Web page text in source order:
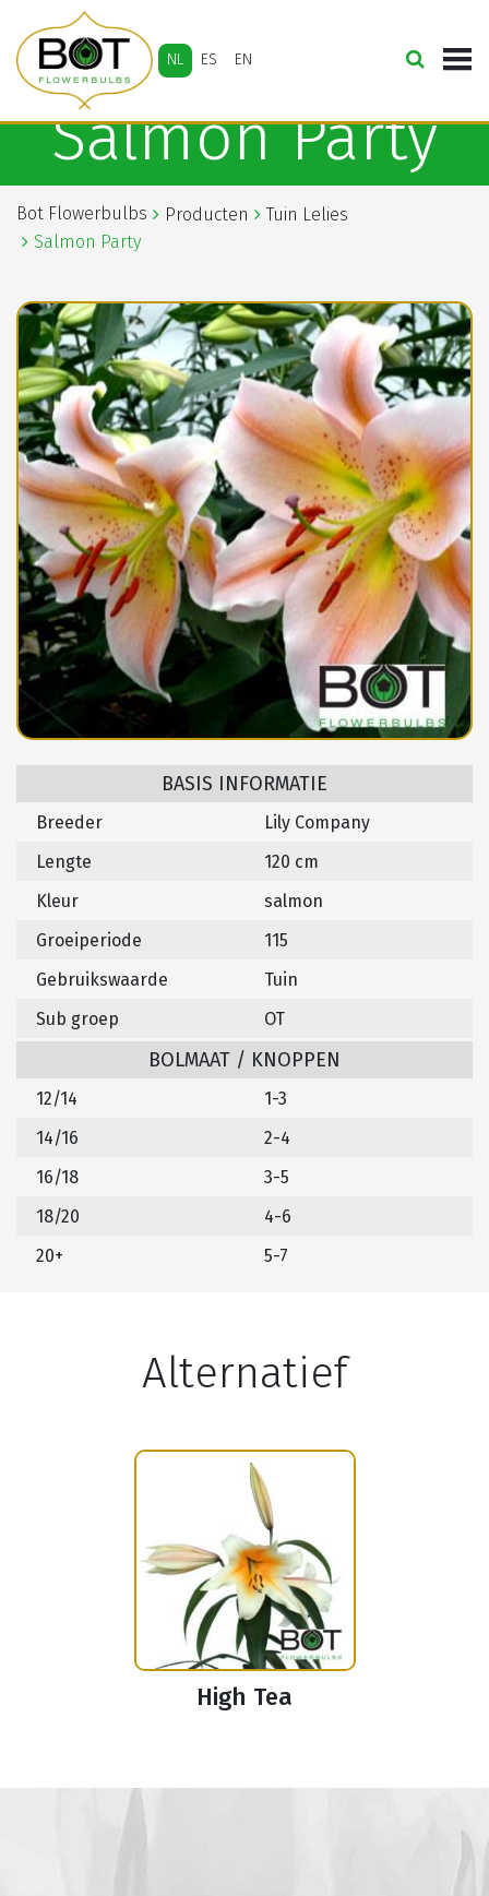
NL ES EN
Salmon Party
Bot Flowerbulbs Producten
Tuin Lelies
Salmon Party
BASIS INFORMATIE
Breeder
Lily Company
Lengte
120 cm
Kleur
salmon
Groeiperiode
115
Gebruikswaarde
Tuin
Sub groep
OT
BOLMAAT / KNOPPEN
12/14
1-3
14/16
2-4
16/18
3-5
18/20
4-6
20+
5-7
Alternatief
High Tea